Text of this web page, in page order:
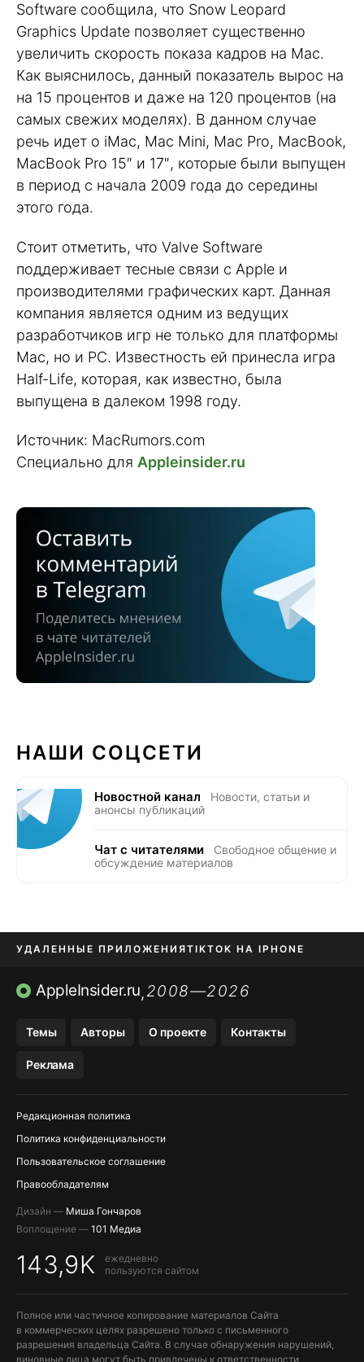
Software сообщила, что Snow Leopard
Graphics Update позволяет существенно
увеличить скорость показа кадров на Mac.
Как выяснилось, данный показатель вырос на
на 15 процентов и даже на 120 процентов (на
самых свежих моделях). В данном случае
речь идет о iMac, Mac Mini, Mac Pro, MacBook,
MacBook Pro 15″ и 17″, которые были выпущен
в период с начала 2009 года до середины
этого года.
Стоит отметить, что Valve Software
поддерживает тесные связи с Apple и
производителями графических карт. Данная
компания является одним из ведущих
разработчиков игр не только для платформы
Mac, но и PC. Известность ей принесла игра
Half-Life, которая, как известно, была
выпущена в далеком 1998 году.
Источник: MacRumors.com
Специально для Appleinsider.ru
НАШИ СОЦСЕТИ
Новостной канал
Новости, статьи и
анонсы публикаций
Чат с читателями
Свободное общение и
обсуждение материалов
УДАЛЕННЫЕ ПРИЛОЖЕНИЯTIKTOK НА IPHONE
ПРИЛОЖЕНИЯ БЕЗ APP STORE
AppleInsider.ru,2008—2026
Темы Авторы О проекте Контакты
Реклама
Редакционная политика
Политика конфиденциальности
Пользовательское соглашение
Правообладателям
Дизайн — Миша Гончаров
Воплощение — 101 Медиа
143,9K
ежедневно
пользуются сайтом
Полное или частичное копирование материалов Сайта
в коммерческих целях разрешено только с письменного
разрешения владельца Сайта. В случае обнаружения нарушений,
виновные лица могут быть привлечены к ответственности